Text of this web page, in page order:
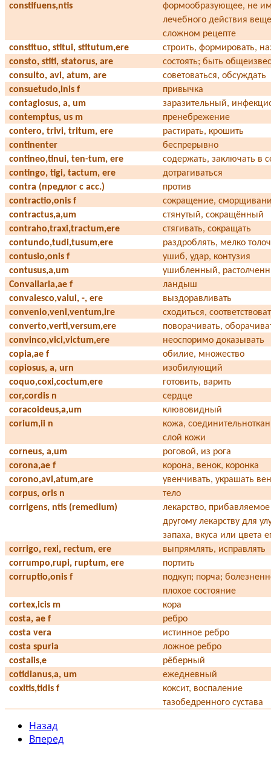
constifuens,ntis
формообразующее, не
лечебного действия
сложном рецепте
constituo, stitui, stitutum,ere
строить, формировать,
consto, stiti, statorus, are
состоять; быть
consulto, avi, atum, are
советоваться, обсуждать
consuetudo,inis f
привычка
contagiosus, a, um
заразительный,
contemptus, us m
пренебрежение
contero, trivi, tritum, ere
растирать, крошить
continenter
беспрерывно
contineo,tinui, ten-tum, ere
содержать, заключать в
contingo, tigi, tactum, ere
дотрагиваться
contra (предлог с аcc.)
против
contractio,onis f
сокращение,
contractus,a,um
стянутый, сокращённый
contraho,traxi,tractum,ere
стягивать, сокращать
contundo,tudi,tusum,ere
раздроблять, мелко
contusio,onis f
ушиб, удар, контузия
contusus,a,um
ушибленный,
Convallaria,ae f
ландыш
convalesco,valui, -, ere
выздоравливать
convenio,veni,ventum,ire
сходиться,
converto,verti,versum,ere
поворачивать,
convinco,vici,victum,ere
неоспоримо доказывать
copia,ae f
обилие, множество
copiosus, a, urn
изобилующий
coquo,coxi,coctum,ere
готовить, варить
cor,cordis n
сердце
coracoideus,a,um
клювовидный
corium,ii n
кожа,
слой кожи
corneus, a,um
роговой, из рога
corona,ae f
корона, венок, коронка
corono,avi,atum,are
увенчивать, украшать
corpus, oris n
тело
corrigens, ntis (remedium)
лекарство, прибавляемое
другому лекарству для
запаха, вкуса или цвета
corrigo, rexi, rectum, ere
выпрямлять, исправлять
corrumpo,rupi, ruptum, ere
портить
corruptio,onis f
подкуп; порча;
плохое состояние
cortex,icis m
кора
costa, ae f
ребро
costa vera
истинное ребро
costa spuria
ложное ребро
costalis,e
рёберный
cotidianus,a, um
ежедневный
coxitis,tidis f
коксит, воспаление
тазобедренного сустава
Назад
Вперед